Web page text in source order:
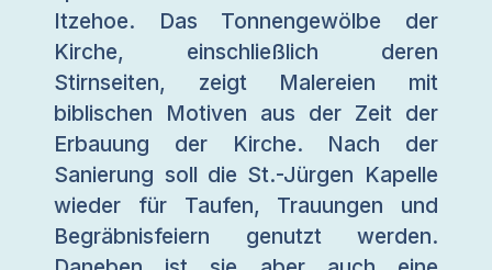
Itzehoe. Das Tonnengewölbe der
Kirche, einschließlich deren
Stirnseiten, zeigt Malereien mit
biblischen Motiven aus der Zeit der
Erbauung der Kirche. Nach der
Sanierung soll die St.-Jürgen Kapelle
wieder für Taufen, Trauungen und
Begräbnisfeiern genutzt werden.